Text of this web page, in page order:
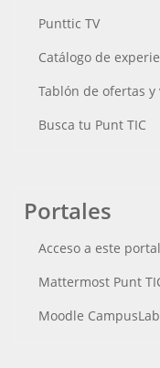
Punttic TV
Catálogo de
Tablón de ofertas
Busca tu Punt TIC
Portales
Acceso a este portal
Mattermost Punt
Moodle CampusLab